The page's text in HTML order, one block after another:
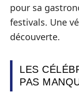
pour sa
festivals. Une
découverte.
LES
PAS